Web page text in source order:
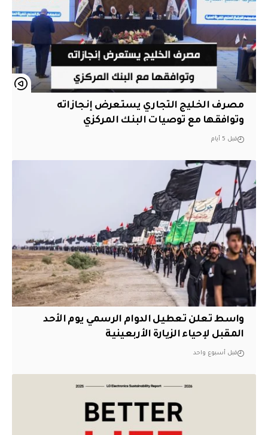
مصرف الخليج التجاري يستعرض إنجازاته
وتوافقها مع توصيات البنك المركزي
قبل 5 أيام
واسط تعلن تعطيل الدوام الرسمي يوم الأحد
المقبل لإحياء الزيارة الأربعينية
قبل أسبوع واحد